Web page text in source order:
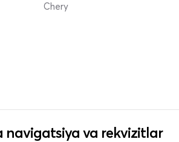
Chery
navigatsiya va rekvizitlar